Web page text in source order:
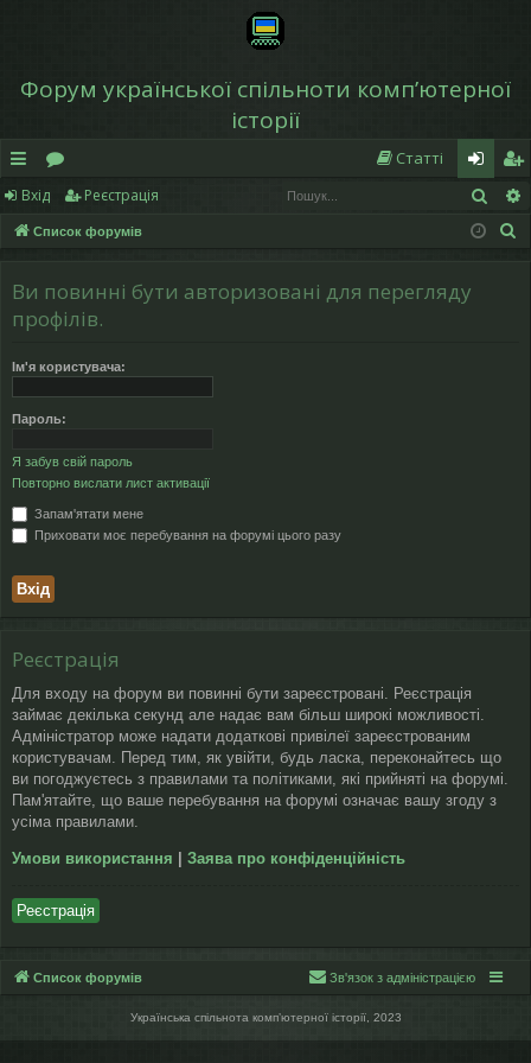
Форум української спільноти компʼютерної
історії
в
и
и
д
ту
п
о
ру
и
Статті
хі
д
еє
ст
Вхід Реєстрація
Список форумів
Ви повинні бути авторизовані для перегляду
профілів.
Ім'я користувача:
Пароль:
Я забув свій пароль
Повторно вислати лист активації
Запам'ятати мене
Приховати моє перебування на форумі цього разу
Реєстрація
Для входу на форум ви повинні бути зареєстровані. Реєстрація
займає декілька секунд але надає вам більш широкі можливості.
Адміністратор може надати додаткові привілеї зареєстрованим
користувачам. Перед тим, як увійти, будь ласка, переконайтесь що
ви погоджуєтесь з правилами та політиками, які прийняті на форумі.
Пам'ятайте, що ваше перебування на форумі означає вашу згоду з
усіма правилами.
Умови використання Заява про конфіденційність
Реєстрація
Список форумів Зв'язок з адміністрацією
Українська спільнота компʼютерної історії, 2023